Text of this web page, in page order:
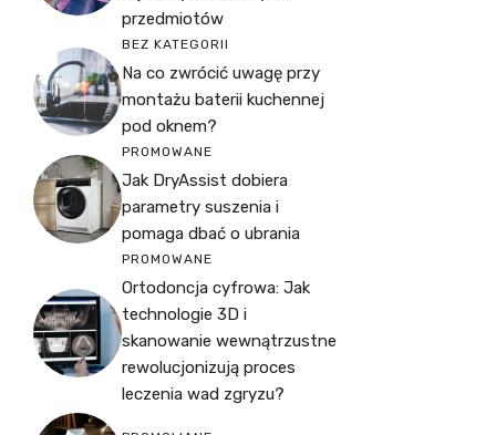
przedmiotów
BEZ KATEGORII
Na co zwrócić uwagę przy
montażu baterii kuchennej
pod oknem?
PROMOWANE
Jak DryAssist dobiera
parametry suszenia i
pomaga dbać o ubrania
PROMOWANE
Ortodoncja cyfrowa: Jak
technologie 3D i
skanowanie wewnątrzustne
rewolucjonizują proces
leczenia wad zgryzu?